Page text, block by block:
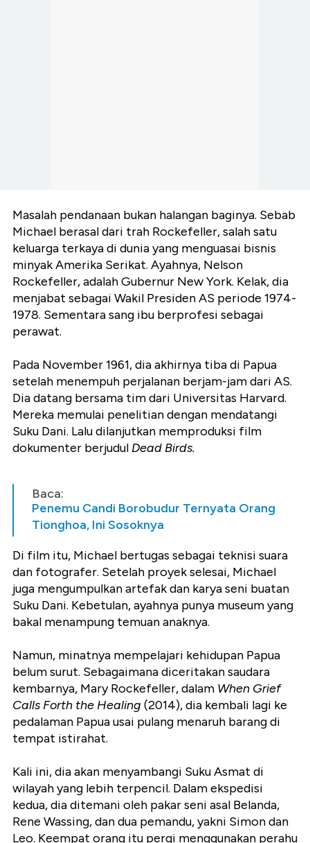
Masalah pendanaan bukan halangan baginya. Sebab
Michael berasal dari trah Rockefeller, salah satu
keluarga terkaya di dunia yang menguasai bisnis
minyak Amerika Serikat. Ayahnya, Nelson
Rockefeller, adalah Gubernur New York. Kelak, dia
menjabat sebagai Wakil Presiden AS periode 1974-
1978. Sementara sang ibu berprofesi sebagai
perawat.
Pada November 1961, dia akhirnya tiba di Papua
setelah menempuh perjalanan berjam-jam dari AS.
Dia datang bersama tim dari Universitas Harvard.
Mereka memulai penelitian dengan mendatangi
Suku Dani. Lalu dilanjutkan memproduksi film
dokumenter berjudul Dead Birds.
Baca:
Penemu Candi Borobudur Ternyata Orang
Tionghoa, Ini Sosoknya
Di film itu, Michael bertugas sebagai teknisi suara
dan fotografer. Setelah proyek selesai, Michael
juga mengumpulkan artefak dan karya seni buatan
Suku Dani. Kebetulan, ayahnya punya museum yang
bakal menampung temuan anaknya.
Namun, minatnya mempelajari kehidupan Papua
belum surut. Sebagaimana diceritakan saudara
kembarnya, Mary Rockefeller, dalam When Grief
Calls Forth the Healing (2014), dia kembali lagi ke
pedalaman Papua usai pulang menaruh barang di
tempat istirahat.
Kali ini, dia akan menyambangi Suku Asmat di
wilayah yang lebih terpencil. Dalam ekspedisi
kedua, dia ditemani oleh pakar seni asal Belanda,
Rene Wassing, dan dua pemandu, yakni Simon dan
Leo. Keempat orang itu pergi menggunakan perahu